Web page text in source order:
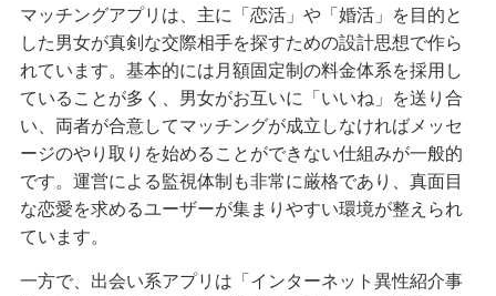
マッチングアプリは、主に「恋活」や「婚活」を目的と
した男女が真剣な交際相手を探すための設計思想で作ら
れています。基本的には月額固定制の料金体系を採用し
ていることが多く、男女がお互いに「いいね」を送り合
い、両者が合意してマッチングが成立しなければメッセ
ージのやり取りを始めることができない仕組みが一般的
です。運営による監視体制も非常に厳格であり、真面目
な恋愛を求めるユーザーが集まりやすい環境が整えられ
ています。
一方で、出会い系アプリは「インターネット異性紹介事